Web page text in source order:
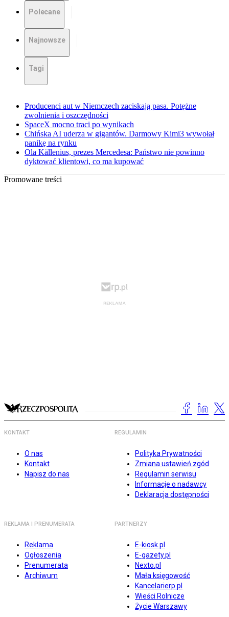
Polecane
Najnowsze
Tagi
Producenci aut w Niemczech zaciskają pasa. Potężne
zwolnienia i oszczędności
SpaceX mocno traci po wynikach
Chińska AI uderza w gigantów. Darmowy Kimi3 wywołał
panikę na rynku
Ola Källenius, prezes Mercedesa: Państwo nie powinno
dyktować klientowi, co ma kupować
Promowane treści
KONTAKT
O nas
Kontakt
Napisz do nas
REGULAMIN
Polityka Prywatności
Zmiana ustawień zgód
Regulamin serwisu
Informacje o nadawcy
Deklaracja dostępności
REKLAMA I PRENUMERATA
Reklama
Ogłoszenia
Prenumerata
Archiwum
PARTNERZY
E-kiosk.pl
E-gazety.pl
Nexto.pl
Mała księgowość
Kancelarierp.pl
Wieści Rolnicze
Życie Warszawy